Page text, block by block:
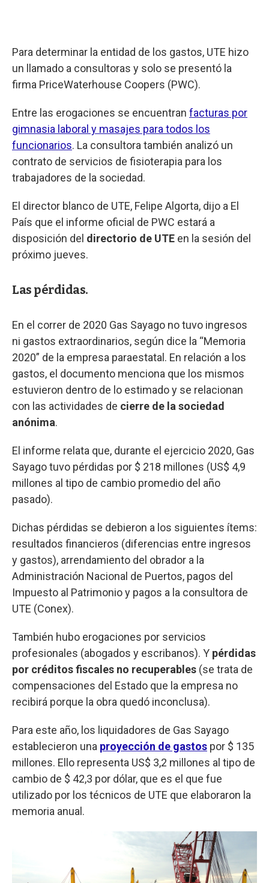
Para determinar la entidad de los gastos, UTE hizo
un llamado a consultoras y solo se presentó la
firma PriceWaterhouse Coopers (PWC).
Entre las erogaciones se encuentran facturas por
gimnasia laboral y masajes para todos los
funcionarios. La consultora también analizó un
contrato de servicios de fisioterapia para los
trabajadores de la sociedad.
El director blanco de UTE, Felipe Algorta, dijo a El
País que el informe oficial de PWC estará a
disposición del directorio de UTE en la sesión del
próximo jueves.
Las pérdidas.
En el correr de 2020 Gas Sayago no tuvo ingresos
ni gastos extraordinarios, según dice la “Memoria
2020” de la empresa paraestatal. En relación a los
gastos, el documento menciona que los mismos
estuvieron dentro de lo estimado y se relacionan
con las actividades de cierre de la sociedad
anónima.
El informe relata que, durante el ejercicio 2020, Gas
Sayago tuvo pérdidas por $ 218 millones (US$ 4,9
millones al tipo de cambio promedio del año
pasado).
Dichas pérdidas se debieron a los siguientes ítems:
resultados financieros (diferencias entre ingresos
y gastos), arrendamiento del obrador a la
Administración Nacional de Puertos, pagos del
Impuesto al Patrimonio y pagos a la consultora de
UTE (Conex).
También hubo erogaciones por servicios
profesionales (abogados y escribanos). Y pérdidas
por créditos fiscales no recuperables (se trata de
compensaciones del Estado que la empresa no
recibirá porque la obra quedó inconclusa).
Para este año, los liquidadores de Gas Sayago
establecieron una proyección de gastos por $ 135
millones. Ello representa US$ 3,2 millones al tipo de
cambio de $ 42,3 por dólar, que es el que fue
utilizado por los técnicos de UTE que elaboraron la
memoria anual.